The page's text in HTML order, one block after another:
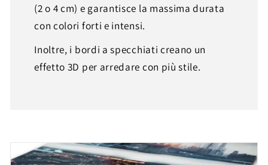
(2 o 4 cm) e garantisce la massima durata
con colori forti e intensi.
Inoltre, i bordi a specchiati creano un
effetto 3D per arredare con più stile.